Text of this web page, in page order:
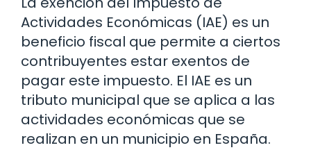
Actividades Económicas (IAE) es un
beneficio fiscal que permite a ciertos
contribuyentes estar exentos de
pagar este impuesto. El IAE es un
tributo municipal que se aplica a las
actividades económicas que se
realizan en un municipio en España.